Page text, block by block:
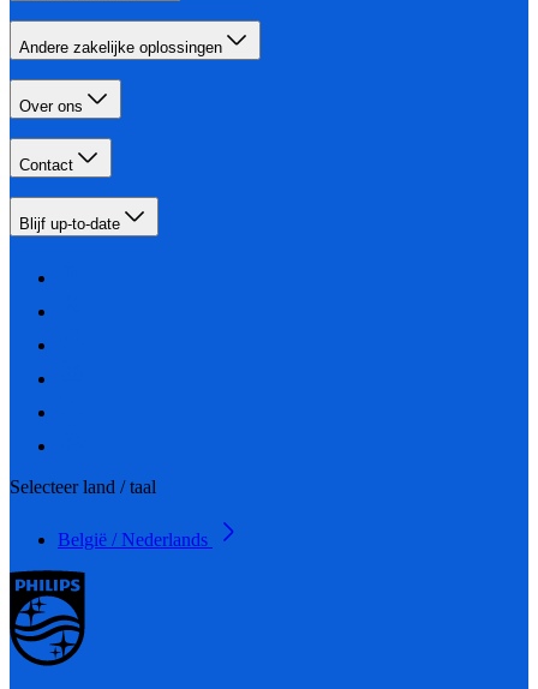
Andere zakelijke oplossingen
Over ons
Contact
Blijf up-to-date
Selecteer land / taal
België / Nederlands